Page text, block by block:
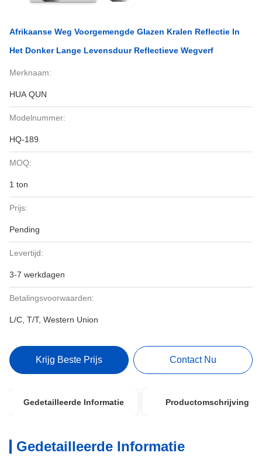
Afrikaanse Weg Voorgemengde Glazen Kralen Reflectie In
Het Donker Lange Levensduur Reflectieve Wegverf
Merknaam:
HUA QUN
Modelnummer:
HQ-189
MOQ:
1 ton
Prijs:
Pending
Levertijd:
3-7 werkdagen
Betalingsvoorwaarden:
L/C, T/T, Western Union
Krijg Beste Prijs Contact Nu
Gedetailleerde Informatie Productomschrijving
Gedetailleerde Informatie